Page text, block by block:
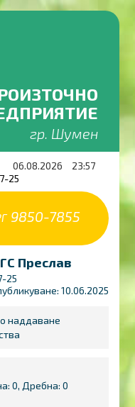
гр. Шумен
06.08.2026 23:57
25
9850-7855
Преслав
25
10.06.2025
наддаване
0, Дребна: 0